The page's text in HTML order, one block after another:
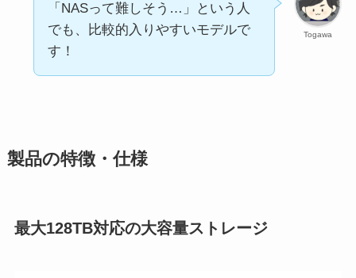
Togawa
「NASって難しそう…」という人
でも、比較的入りやすいモデルで
す！
製品の特徴・仕様
最大128TB対応の大容量ストレージ